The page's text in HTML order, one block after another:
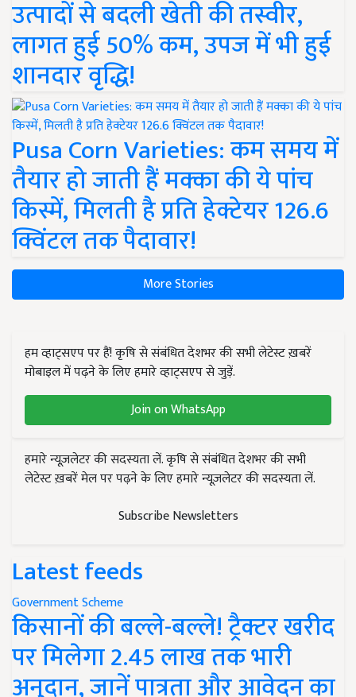
उत्पादों से बदली खेती की तस्वीर,
लागत हुई 50% कम, उपज में भी हुई
शानदार वृद्धि!
Pusa Corn Varieties: कम समय में
तैयार हो जाती हैं मक्का की ये पांच
किस्में, मिलती है प्रति हेक्टेयर 126.6
क्विंटल तक पैदावार!
More Stories
हम व्हाट्सएप पर हैं! कृषि से संबंधित देशभर की सभी लेटेस्ट ख़बरें
मोबाइल में पढ़ने के लिए हमारे व्हाट्सएप से जुड़ें.
Join on WhatsApp
हमारे न्यूज़लेटर की सदस्यता लें. कृषि से संबंधित देशभर की सभी
लेटेस्ट ख़बरें मेल पर पढ़ने के लिए हमारे न्यूज़लेटर की सदस्यता लें.
Subscribe Newsletters
Latest feeds
Government Scheme
किसानों की बल्ले-बल्ले! ट्रैक्टर खरीद
पर मिलेगा 2.45 लाख तक भारी
अनुदान, जानें पात्रता और आवेदन का